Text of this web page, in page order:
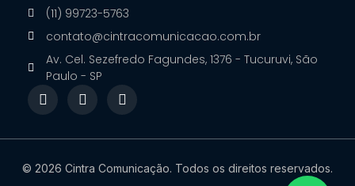
(11) 99723-5763
contato@cintracomunicacao.com.br
Av. Cel. Sezefredo Fagundes, 1376 - Tucuruvi, São
Paulo - SP
F
a
c
o
o
I
n
s
g
r
L
i
n
d
i
© 2026 Cintra Comunicação. Todos os direitos reservados.